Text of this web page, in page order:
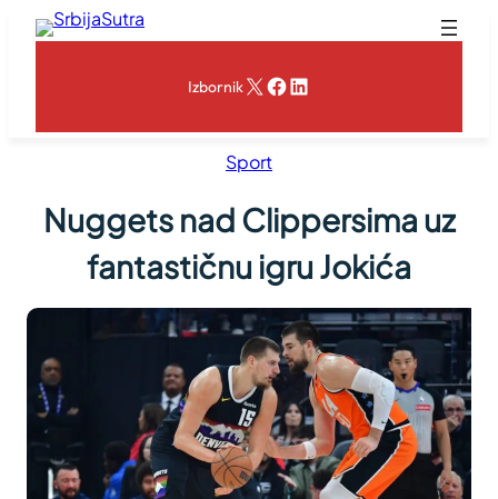
Skoči
IzbornikX Facebook
LinkedIn
Sport
Nuggets nad Clippersima uz
fantastičnu igru Jokića